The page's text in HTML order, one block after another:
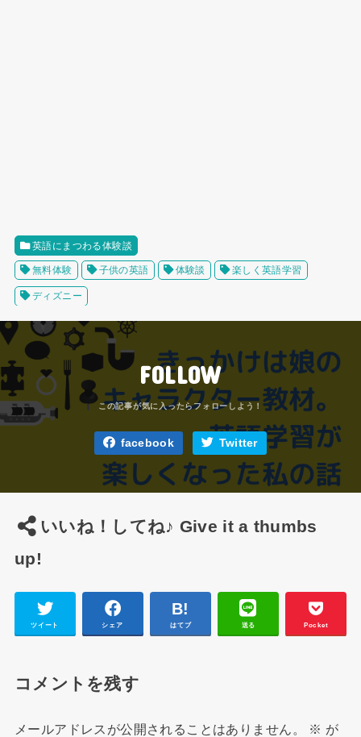
英語にまつわる体験談
無料体験 子供の英語 体験談 楽しく英語学習
ディズニー
FOLLOW
facebook Twitter
いいね！してね♪ Give it a thumbs
up!
ツイート シェア はてブ 送る Pocket
コメントを残す
メールアドレスが公開されることはありません。 ※ が